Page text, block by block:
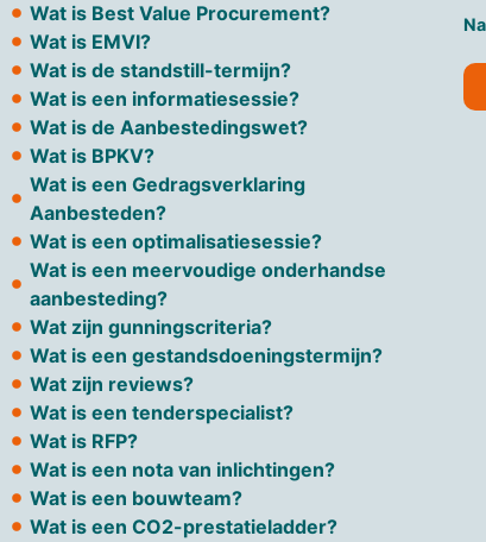
Wat is Best Value Procurement?
Wat is EMVI?
Wat is de standstill-termijn?
Wat is een informatiesessie?
Wat is de Aanbestedingswet?
Wat is BPKV?
Wat is een Gedragsverklaring
Aanbesteden?
Wat is een optimalisatiesessie?
Wat is een meervoudige onderhandse
aanbesteding?
Wat zijn gunningscriteria?
Wat is een gestandsdoeningstermijn?
Wat zijn reviews?
Wat is een tenderspecialist?
Wat is RFP?
Wat is een nota van inlichtingen?
Wat is een bouwteam?
Wat is een CO2-prestatieladder?